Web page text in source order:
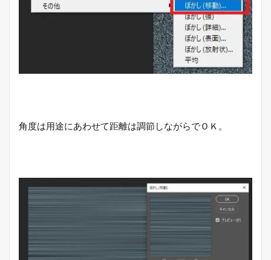
角度は用途にあわせて距離は調節しながらでＯＫ。